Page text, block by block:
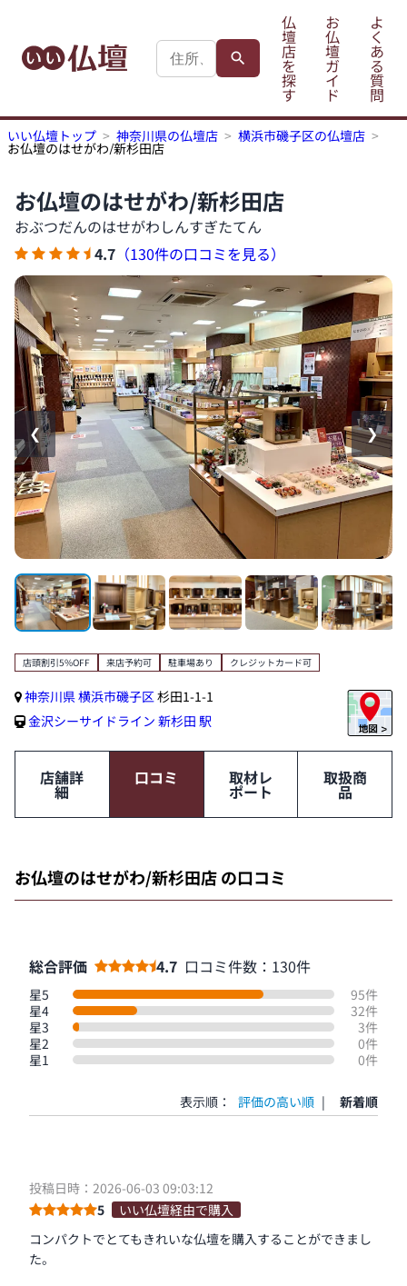
仏
壇
店
を
探
す
お
仏
壇
ガ
イ
ド
よ
く
あ
る
質
問
いい仏壇トップ 神奈川県の仏壇店 横浜市磯子区の仏壇店
お仏壇のはせがわ/新杉田店
お仏壇のはせがわ/新杉田店
おぶつだんのはせがわしんすぎたてん
4.7 （130件の口コミを見る）
❮ ❯
店頭割引5%OFF 来店予約可 駐車場あり クレジットカード可
神奈川県横浜市磯子区杉田1-1-1
金沢シーサイドライン 新杉田 駅
店舗詳
細
口コミ 取材レ
ポート
取扱商
品
お仏壇のはせがわ/新杉田店 の口コミ
総合評価 4.7 口コミ件数：130件
星5
95件
星4
32件
星3
3件
星2
0件
星1
0件
表示順： 評価の高い順 | 新着順
投稿日時：2026-06-03 09:03:12
5
いい仏壇経由で購入
コンパクトでとてもきれいな仏壇を購入することができまし
た。